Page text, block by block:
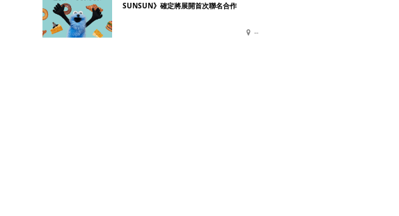
SUNSUN》確定將展開首次聯名合作
--